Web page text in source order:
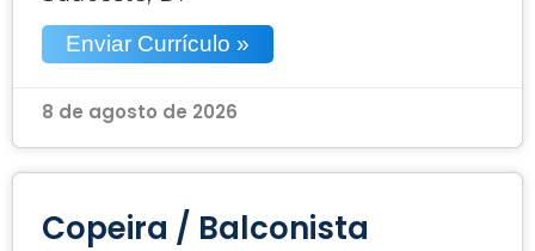
Enviar Currículo »
8 de agosto de 2026
Copeira / Balconista